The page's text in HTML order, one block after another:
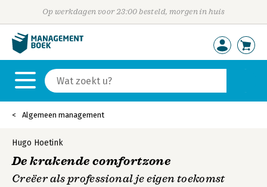
Op werkdagen voor 23:00 besteld, morgen in huis
Algemeen management
Hugo Hoetink
De krakende comfortzone
Creëer als professional je eigen toekomst